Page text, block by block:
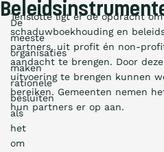
De
meeste
organisaties
maken
rationele
besluiten
als
het
om
Tenslotte ligt er de opdracht
schaduwboekhouding en
partners, uit profit én non-
aandacht te brengen. Door
uitvoering te brengen kunnen
bereiken. Gemeenten nemen
hun partners er op aan.